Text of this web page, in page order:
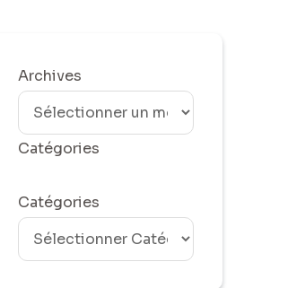
Archives
Catégories
Catégories